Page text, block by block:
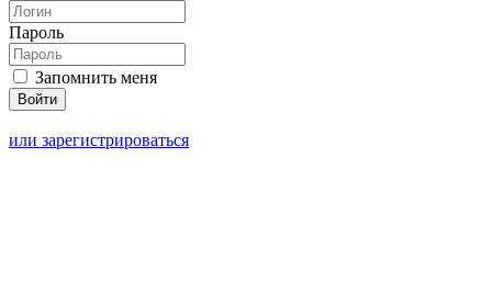
Пароль
Запомнить меня
или зарегистрироваться